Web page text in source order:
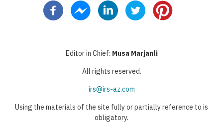
Editor in Chief: Musa Marjanli
All rights reserved.
irs@irs-az.com
Using the materials of the site fully or partially reference to is
obligatory.